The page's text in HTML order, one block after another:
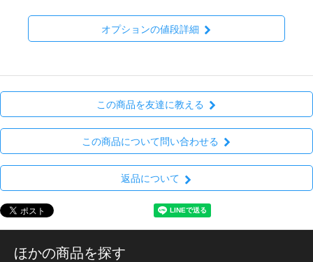
オプションの値段詳細
この商品を友達に教える
この商品について問い合わせる
返品について
ほかの商品を探す